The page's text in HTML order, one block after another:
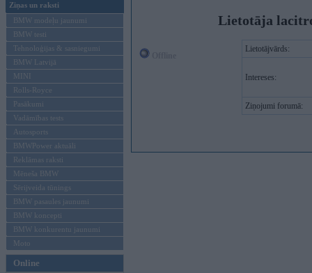
Ziņas un raksti
BMW modeļu jaunumi
BMW testi
Tehnoloģijas & sasniegumi
BMW Latvijā
MINI
Rolls-Royce
Pasākumi
Vadāmības tests
Autosports
BMWPower aktuāli
Reklāmas raksti
Mēneša BMW
Sērijveida tūnings
BMW pasaules jaunumi
BMW koncepti
BMW konkurentu jaunumi
Moto
Online
Lietotāja
Lietotājvārds:
Intereses:
Ziņojumi forumā: